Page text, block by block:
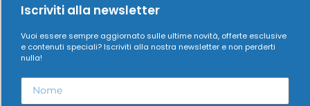
Iscriviti alla newsletter
Vuoi essere sempre aggiornato sulle ultime novità, offerte esclusive
e contenuti speciali? Iscriviti alla nostra newsletter e non perderti
nulla!